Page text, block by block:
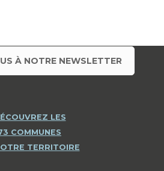
À NOTRE NEWSLETTER
LES
COMMUNES
TERRITOIRE